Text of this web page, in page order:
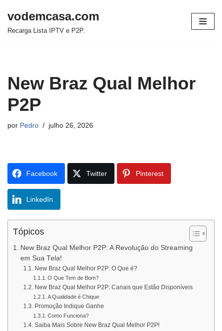
Pular
vodemcasa.com
Recarga Lista IPTV e P2P.
New Braz Qual Melhor
P2P
por Pedro julho 26, 2026
Facebook Twitter Pinterest
LinkedIn
Tópicos
New Braz Qual Melhor P2P: A Revolução do Streaming
em Sua Tela!
New Braz Qual Melhor P2P: O Que é?
O Que Tem de Bom?
New Braz Qual Melhor P2P: Canais que Estão Disponíveis
A Qualidade é Chique
Promoção Indique Ganhe
Como Funciona?
Saiba Mais Sobre New Braz Qual Melhor P2P!